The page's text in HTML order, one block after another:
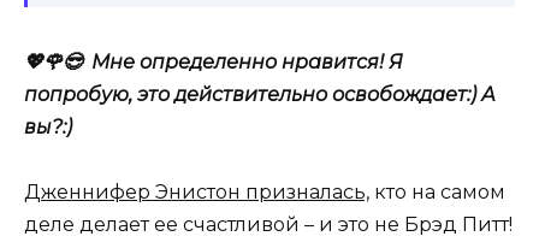
💖🌹😎 Мне определенно нравится! Я
попробую, это действительно освобождает:) А
вы?:)
Дженнифер Энистон призналась, кто на самом
деле делает ее счастливой – и это не Брэд Питт!